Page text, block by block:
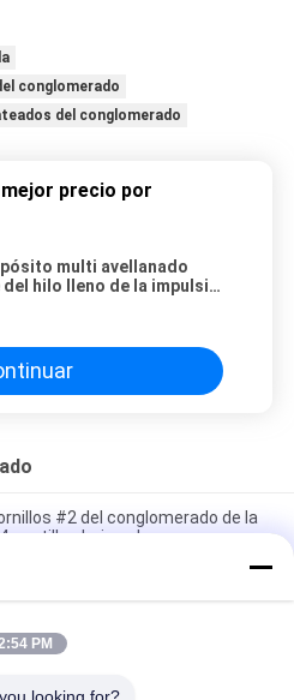
conglomerado
del conglomerado
precio por
multi avellanado
hilo lleno de la impulsión
#2 del conglomerado de la
costillas bajo cabeza
de la estrella con la cubierta
la capa verde de Ruspert
del hilo CR3 del corte de las
PM